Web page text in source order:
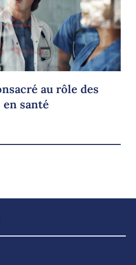
au rôle des
santé